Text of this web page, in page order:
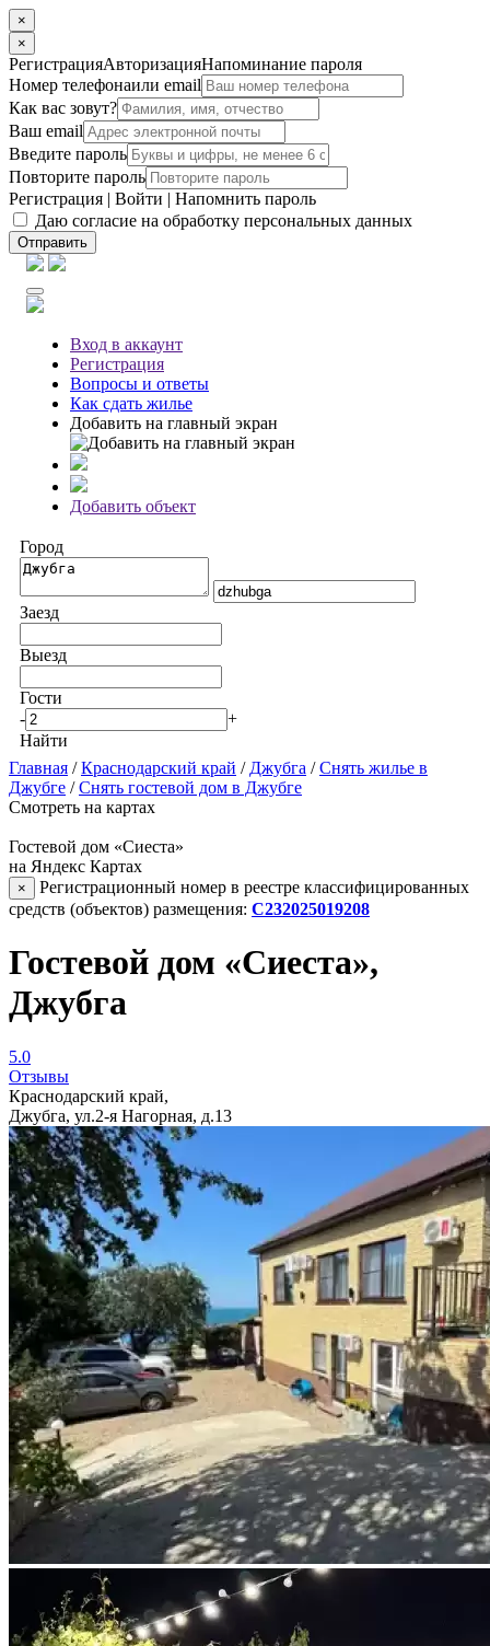
×
×
РегистрацияАвторизацияНапоминание пароля
Номер телефонаили email
Как вас зовут?
Ваш email
Введите пароль
Повторите пароль
Регистрация | Войти | Напомнить пароль
Даю согласие на обработку персональных данных
Отправить
Вход в аккаунт
Регистрация
Вопросы и ответы
Как сдать жилье
Добавить на главный экран
Добавить объект
Город
Заезд
Выезд
Гости
-
+
Найти
Главная /Краснодарский край / Джубга /Снять жилье в
Джубге /Снять гостевой дом в Джубге
Смотреть на картах
Гостевой дом «Сиеста»
на Яндекс Картах
×
Регистрационный номер в реестре классифицированных
средств (объектов) размещения: С232025019208
Гостевой дом «Сиеста»,
Джубга
5.0
Отзывы
Краснодарский край,
Джубга, ул.2-я Нагорная, д.13